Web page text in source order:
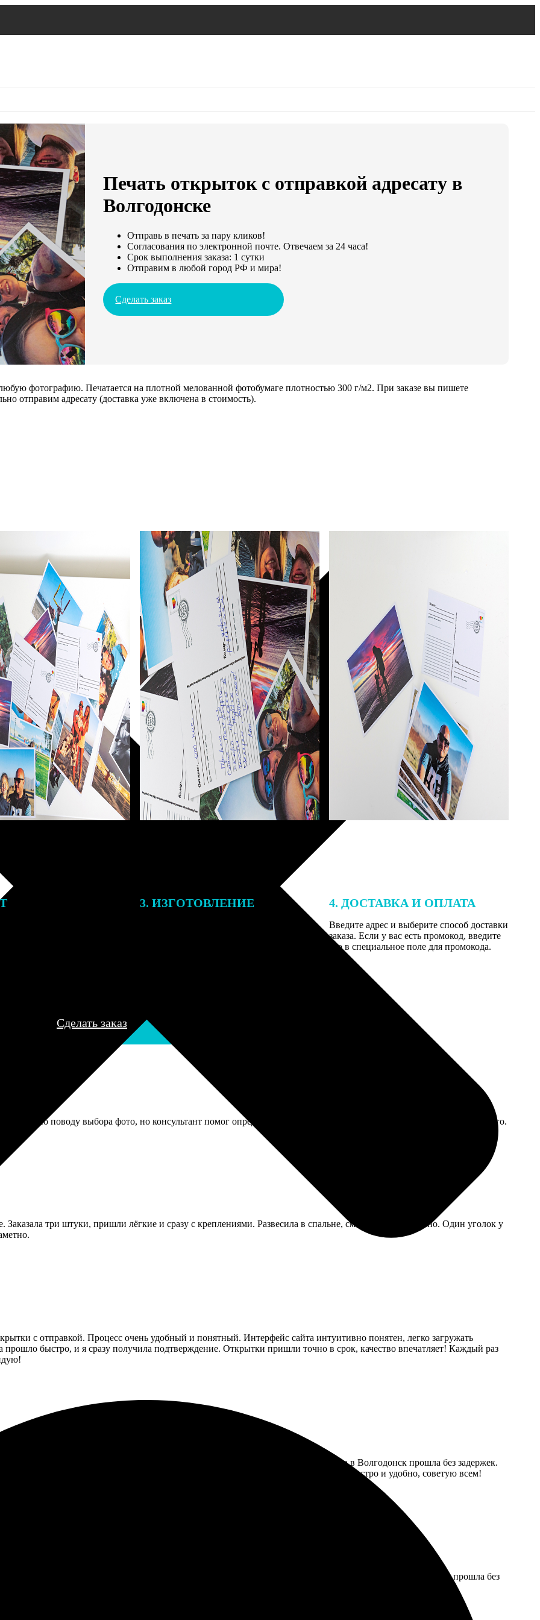
Печать открыток с отправкой адресату в
Волгодонске
Отправь в печать за пару кликов!
Согласования по электронной почте. Отвечаем за 24 часа!
Срок выполнения заказа: 1 сутки
Отправим в любой город РФ и мира!
Сделать заказ
фотографию. Печатается на плотной мелованной фотобумаге плотностью 300 г/м2. При заказе вы пишете
отправим адресату (доставка уже включена в стоимость).
заказа к печати
могут связаться с Вами
телефону или email для
3. ИЗГОТОВЛЕНИЕ 4. ДОСТАВКА И ОПЛАТА
Введите адрес и выберите способ доставки
заказа. Если у вас есть промокод, введите
его в специальное поле для промокода.
Сделать заказ
по поводу выбора фото, но консультант помог определиться, в итоге висит теперь в гостиной, смотрится дорого.
Заказала три штуки, пришли лёгкие и сразу с креплениями. Развесила в спальне, смотрятся современно. Один уголок у
с отправкой. Процесс очень удобный и понятный. Интерфейс сайта интуитивно понятен, легко загружать
прошло быстро, и я сразу получила подтверждение. Открытки пришли точно в срок, качество впечатляет! Каждый раз
простота оформления — сразу выбрала нужные фото и добавила текст. Доставка в Волгодонск прошла без задержек.
на высоте. Радует, что есть возможность отправить напрямую. Всё сделано быстро и удобно, советую всем!
дизайна был на высоте. Печать сделана аккуратно, цветопередача отличная. Отправка в Волгодонск прошла без